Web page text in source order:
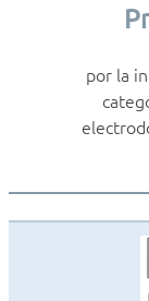
por la